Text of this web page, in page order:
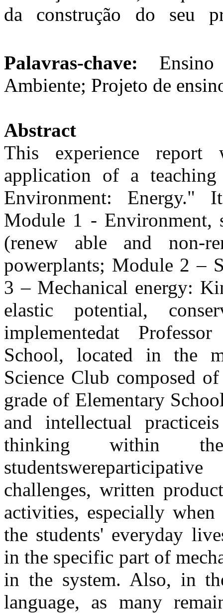
da construção do seu
Palavras-chave:
Ambiente; Projeto de
Abstract
This experience report
application of a
Environment: Energy."
Module 1 - Environment,
(renew able and non-
powerplants; Module 2 –
3 – Mechanical energy:
elastic potential,
implementedat
School, located in the
Science Club composed
grade of Elementary
and intellectual
thinking within
challenges, written
activities, especially
the students' everyday
in the specific part of
in the system. Also, in
language, as many